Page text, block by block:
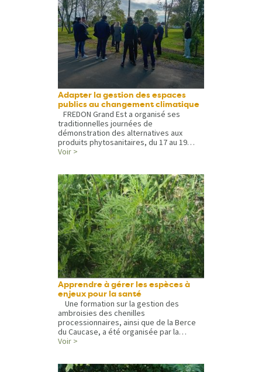
Adapter la gestion des espaces
publics au changement climatique
FREDON Grand Est a organisé ses
traditionnelles journées de
démonstration des alternatives aux
produits phytosanitaires, du 17 au 19…
Voir >
Apprendre à gérer les espèces à
enjeux pour la santé
Une formation sur la gestion des
ambroisies des chenilles
processionnaires, ainsi que de la Berce
du Caucase, a été organisée par la…
Voir >